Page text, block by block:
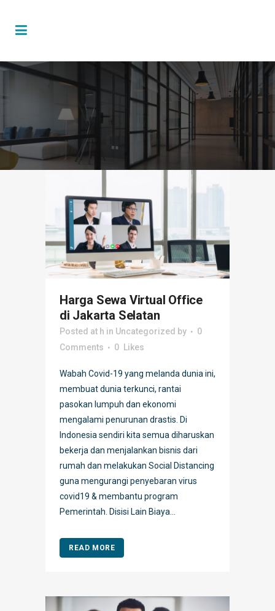
Harga Sewa Virtual Office
di Jakarta Selatan
Posted at h in Uncategorized by
0
Comments
0 Likes
Wabah Covid-19 yang melanda dunia ini,
membuat dunia terkunci, rantai
pasokan lumpuh dan ekonomi
mengalami penurunan drastis. Di
Indonesia sendiri kita semua diharuskan
bekerja dan menjalankan bisnis dari
rumah dan melakukan Social Distancing
guna mengurangi penyebaran virus
covid19 & membantu program
Pemerintah. Disisi Lain Biaya...
READ MORE